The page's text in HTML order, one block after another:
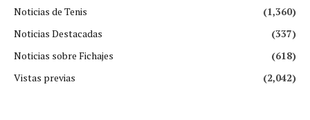
Noticias de Tenis
(1,360)
Noticias Destacadas
(337)
Noticias sobre Fichajes
(618)
Vistas previas
(2,042)